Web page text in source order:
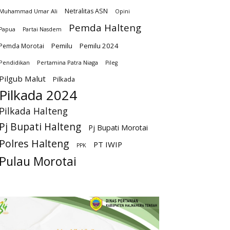
Umar Ali Netralitas ASN Opini
Partai Nasdem Pemda Halteng
Morotai Pemilu Pemilu 2024
Pertamina Patra Niaga Pileg
Malut Pilkada
2024
Halteng
Bupati Halteng Pj Bupati Morotai
Halteng PPK PT IWIP
Morotai